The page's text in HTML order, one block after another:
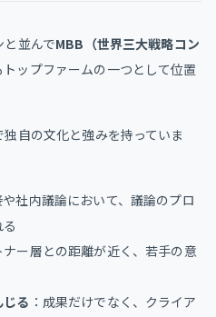
並んでMBB（世界三大戦略コン
ップファームの一つとして位置
自の文化と強みを持っていま
社内議論において、議論のプロ
ナー層との距離が近く、若手の意
る ：成果だけでなく、クライア